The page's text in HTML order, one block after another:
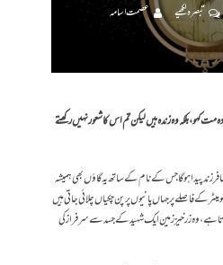
تبصرہ لکھیے عصمت اسامہ
مت کہو،بلکہ وہ زندہ ہیں لیکن تم اس کا شعور نہیں رکھتے
فرزند پیدا ہوگا جس کے نام کے ساتھ یہ گاؤں بھی ہمیشہ
جائے گا اور کسے معلوم تھا کہ 30 کلومیٹر کے فاصلے پر جہاں پانیوں پر پن چکیاں چلائی جاتی ہیں
ہے ،وہ زرخیز زمین ایک شہید کے جسد سے سرفراز کی